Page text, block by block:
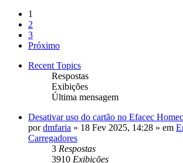
1
2
3
Próximo
Recent Topics
Respostas
Exibições
Última mensagem
Desativar uso do cartão no Efacec
pordmfaria » 18 Fev 2025, 14:28 » em
Carregadores
3 Respostas
3910 Exibições